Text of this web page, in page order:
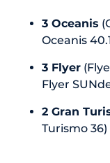
3 Oceanis
Oceanis
3 Flyer
Flyer
2 Gran
Turismo 36)